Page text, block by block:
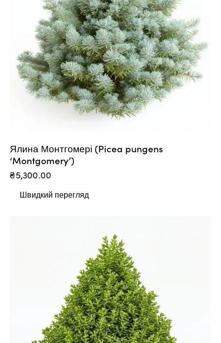
Ялина Монтгомері (Picea pungens
‘Montgomery’)
₴5,300.00
Швидкий перегляд